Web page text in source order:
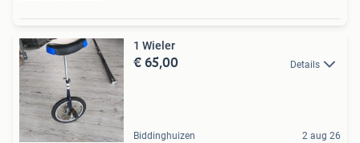
1 Wieler
€ 65,00 Details
Biddinghuizen 2 aug 26